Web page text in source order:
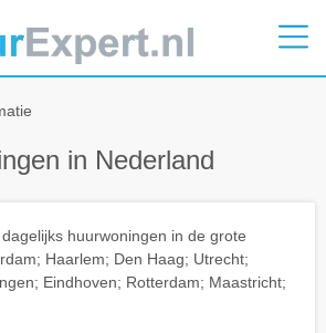
in Nederland
huurwoningen in de grote
Haarlem; Den Haag; Utrecht;
Eindhoven; Rotterdam; Maastricht;